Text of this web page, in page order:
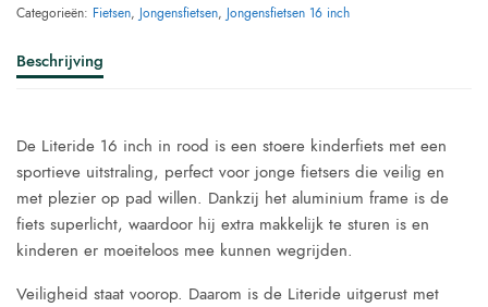
Categorieën: Fietsen, Jongensfietsen, Jongensfietsen 16 inch
Beschrijving
De Literide 16 inch in rood is een stoere kinderfiets met een
sportieve uitstraling, perfect voor jonge fietsers die veilig en
met plezier op pad willen. Dankzij het aluminium frame is de
fiets superlicht, waardoor hij extra makkelijk te sturen is en
kinderen er moeiteloos mee kunnen wegrijden.
Veiligheid staat voorop. Daarom is de Literide uitgerust met